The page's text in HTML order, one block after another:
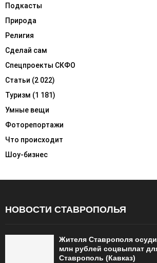
Подкасты
Природа
Религия
Сделай сам
Спецпроекты СКФО
Статьи (2 022)
Туризм (1 181)
Умные вещи
Фоторепортажи
Что происходит
Шоу-бизнес
НОВОСТИ СТАВРОПОЛЬЯ
Жителя Ставрополя
млн рублей соцвыплат
Ставрополь (Кавказ)